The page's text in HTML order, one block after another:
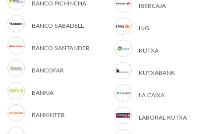
BANCO PICHINCHA
BANCO SABADELL
BANCO SANTANDER
BANCOFAR
BANKIA
BANKINTER
IBERCAJA
ING
KUTXA
KUTXABANK
LA CAIXA
LABORAL KUTXA